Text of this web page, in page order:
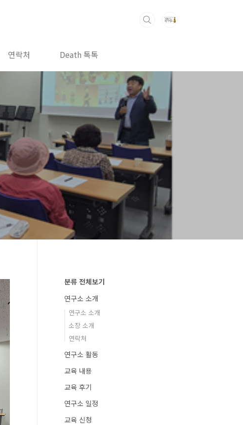
연락처 Death 톡톡
분류 전체보기
연구소 소개
연구소 소개
소장 소개
연락처
연구소 활동
교육 내용
교육 후기
연구소 일정
교육 신청